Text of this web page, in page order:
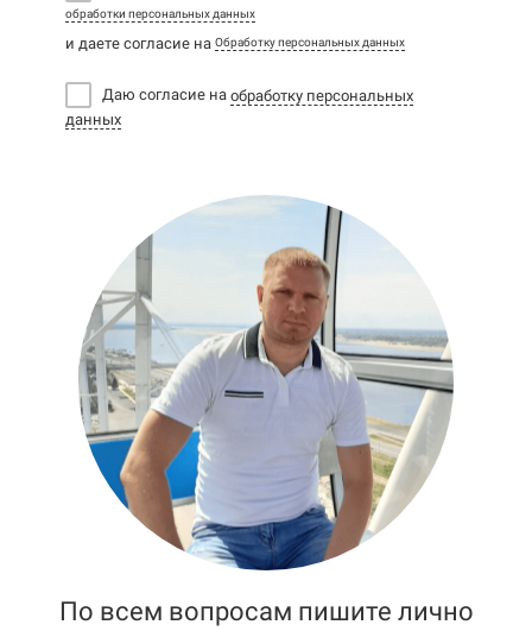
обработки персональных данных
и даете согласие на Обработку персональных данных
Даю согласие на обработку персональных
данных
По всем вопросам пишите лично